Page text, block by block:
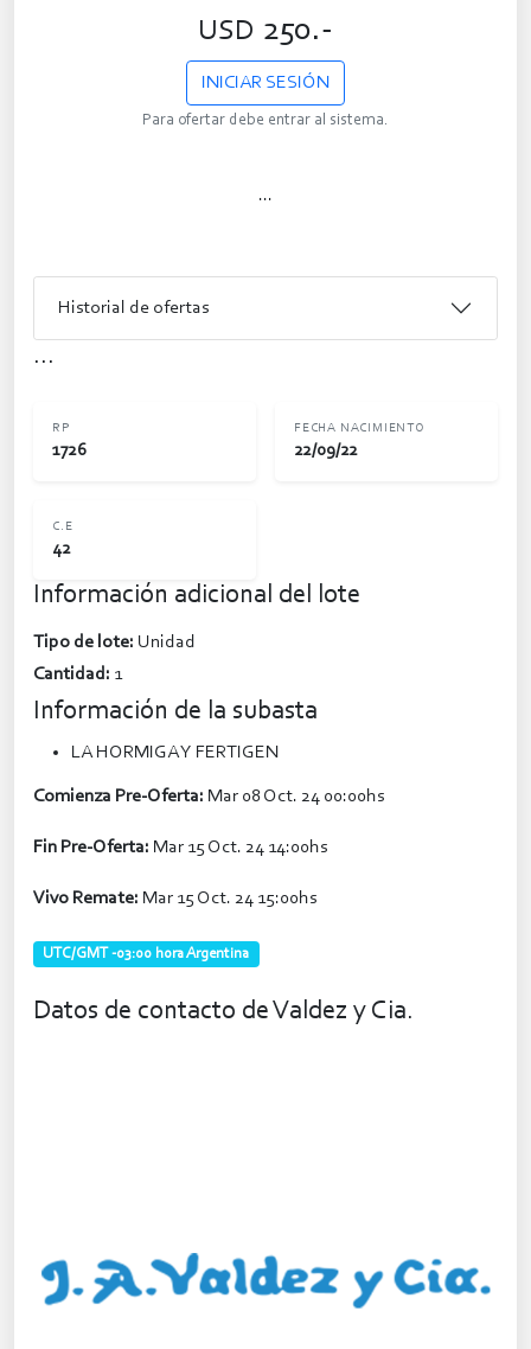
USD 250.-
INICIAR SESIÓN
Para ofertar debe entrar al sistema.
...
Historial de ofertas
...
RP
1726
FECHA NACIMIENTO
22/09/22
C.E
42
Información adicional del lote
Tipo de lote: Unidad
Cantidad: 1
Información de la subasta
LA HORMIGA Y FERTIGEN
Comienza Pre-Oferta: Mar 08 Oct. 24 00:00hs
Fin Pre-Oferta: Mar 15 Oct. 24 14:00hs
Vivo Remate: Mar 15 Oct. 24 15:00hs
UTC/GMT -03:00 hora Argentina
Datos de contacto de Valdez y Cia.